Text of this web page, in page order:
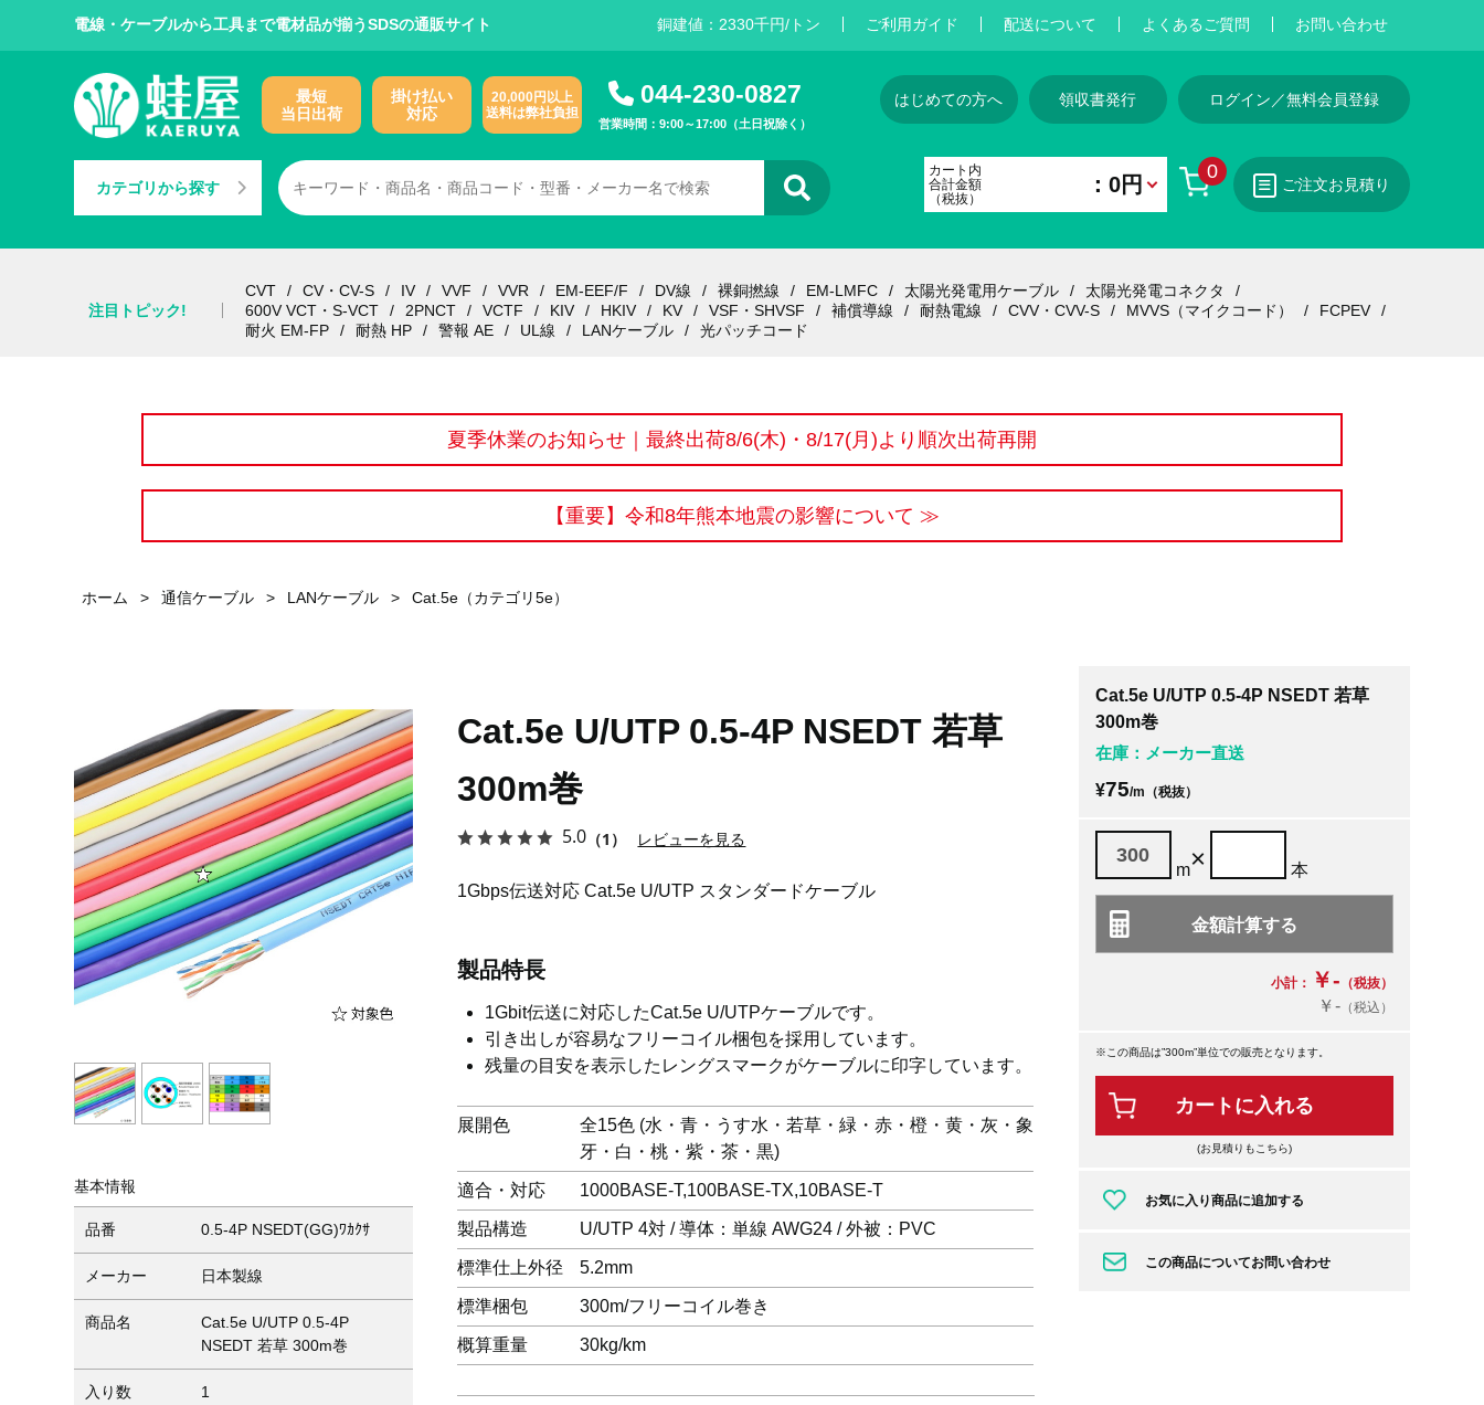
電線・ケーブルから工具まで電材品が揃うSDSの通販サイト 銅建値： 2330千円/トン ご利用ガイド 配送について よくあるご質問 お問い合わせ
最短
当日出荷
掛け払い
対応
20,000円以上
送料は弊社負担
044-230-0827
営業時間：9:00～17:00（土日祝除く）
カテゴリから探す
はじめての方へ 領収書発行 ログイン／無料会員登録
0
カート内
合計金額
（税抜）
：0円 ご注文お見積り
注目トピック!
CVT CV・CV-S IV VVF VVR EM-EEF/F DV線 裸銅撚線 EM-LMFC 太陽光発電用ケーブル
太陽光発電コネクタ
600V VCT・S-VCT
2PNCT VCTF KIV HKIV KV VSF・SHVSF 補償導線 耐熱電線 CVV・CVV-S MVVS（マイクコード）
FCPEV
耐火 EM-FP
耐熱 HP 警報 AE UL線 LANケーブル 光パッチコード
夏季休業のお知らせ｜最終出荷8/6(木)・8/17(月)より順次出荷再開
【重要】令和8年熊本地震の影響について ≫
ホーム > 通信ケーブル > LANケーブル > Cat.5e（カテゴリ5e）
基本情報
品番 0.5-4P NSEDT(GG)ﾜｶｸｻ
メーカー 日本製線
商品名
Cat.5e U/UTP 0.5-4P
NSEDT 若草 300m巻
入り数 1
Cat.5e U/UTP 0.5-4P NSEDT 若草
300m巻
5.0 （1） レビューを見る
1Gbps伝送対応 Cat.5e U/UTP スタンダードケーブル
製品特長
1Gbit伝送に対応したCat.5e U/UTPケーブルです。
引き出しが容易なフリーコイル梱包を採用しています。
残量の目安を表示したレングスマークがケーブルに印字しています。
展開色
全15色 (水・青・うす水・若草・緑・赤・橙・黄・灰・象
牙・白・桃・紫・茶・黒)
適合・対応 1000BASE-T,100BASE-TX,10BASE-T
製品構造 U/UTP 4対 / 導体：単線 AWG24 / 外被：PVC
標準仕上外径 5.2mm
標準梱包 300m/フリーコイル巻き
概算重量 30kg/km
Cat.5e U/UTP 0.5-4P NSEDT 若草
300m巻
在庫：メーカー直送
¥75/m（税抜）
m× 本
小計： ￥- （税抜）
￥-（税込）
※この商品は”300m”単位での販売となります。
カートに入れる
(お見積りもこちら)
お気に入り商品に追加する
この商品についてお問い合わせ